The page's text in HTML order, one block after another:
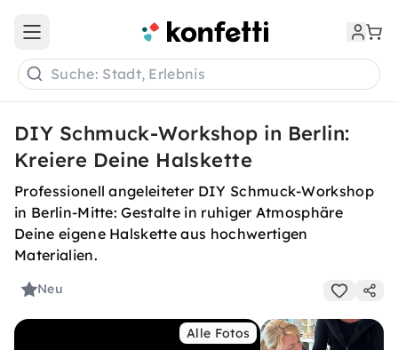
Open main menu
Suche: Stadt, Erlebnis
DIY Schmuck-Workshop in Berlin:
Kreiere Deine Halskette
Professionell angeleiteter DIY Schmuck-Workshop
in Berlin-Mitte: Gestalte in ruhiger Atmosphäre
Deine eigene Halskette aus hochwertigen
Materialien.
Neu
Alle Fotos